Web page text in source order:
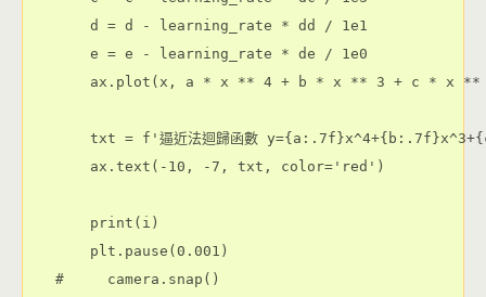
    d = d - learning_rate * dd / 1e1
    e = e - learning_rate * de / 1e0
ax.plot(x, a * x ** 4 + b * x ** 3 + c * x
txt = f'逼近法迴歸函數
    ax.text(-10, -7, txt, color='red')
    print(i)
    plt.pause(0.001)
#     camera.snap()